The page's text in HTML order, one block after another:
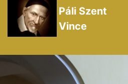
Páli Szent
Vince